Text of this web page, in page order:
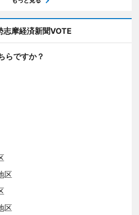
志摩経済新聞VOTE
らですか？
区
区